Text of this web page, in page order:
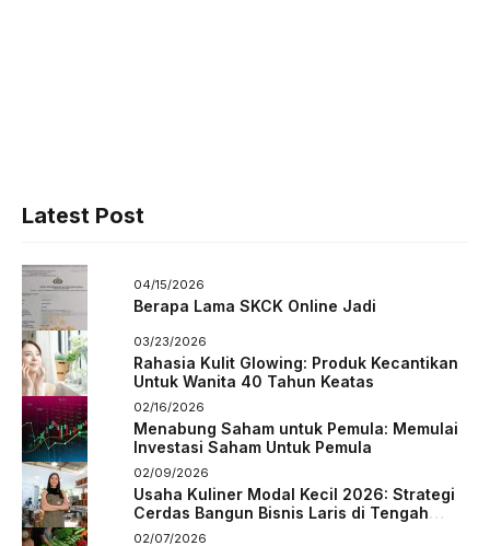
Latest Post
04/15/2026
Berapa Lama SKCK Online Jadi
03/23/2026
Rahasia Kulit Glowing: Produk Kecantikan
Untuk Wanita 40 Tahun Keatas
02/16/2026
Menabung Saham untuk Pemula: Memulai
Investasi Saham Untuk Pemula
02/09/2026
Usaha Kuliner Modal Kecil 2026: Strategi
Cerdas Bangun Bisnis Laris di Tengah
Persaingan
02/07/2026